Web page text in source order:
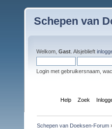
Schepen van
Welkom, Gast . Alsjeblieft
Login met gebruikersnaam,
Help Zoek
Schepen van Doeksen-Forum